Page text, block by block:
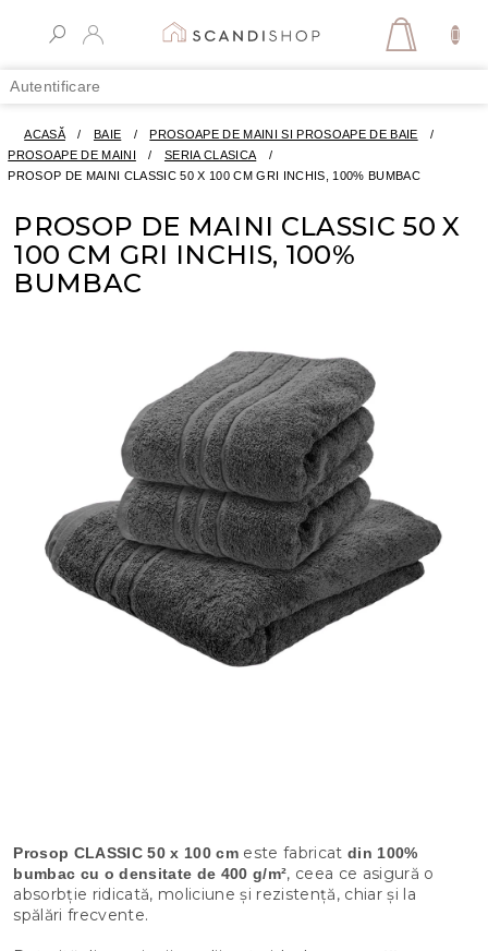
conținut
Autentificare
COŞ
ACASĂ / BAIE / PROSOAPE DE MAINI SI PROSOAPE DE BAIE
/
PROSOAPE DE MAINI
/ SERIA CLASICA
/
PROSOP DE MAINI CLASSIC 50 X 100 CM GRI INCHIS, 100% BUMBAC
PROSOP DE MAINI CLASSIC 50 X
100 CM GRI INCHIS, 100%
BUMBAC
Prosop CLASSIC 50 x 100 cmeste fabricat din 100%
bumbac cu o densitate de 400 g/m², ceea ce asigură o
absorbție ridicată, moliciune și rezistență, chiar și la
spălări frecvente.